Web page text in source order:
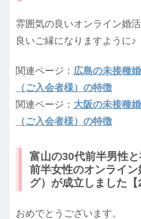
雰囲気の良いオンライン婚活
良いご縁になりますように♪
関連ページ： 広島の未接種
（ご入会者様）の特徴
関連ページ： 大阪の未接種
（ご入会者様）の特徴
富山の30代前半男性
前半女性のオンライ
グ）が成立しました【
おめでとうございます。